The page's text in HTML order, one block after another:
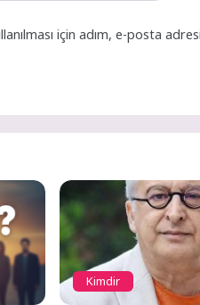
için adım, e-posta
Kimdir